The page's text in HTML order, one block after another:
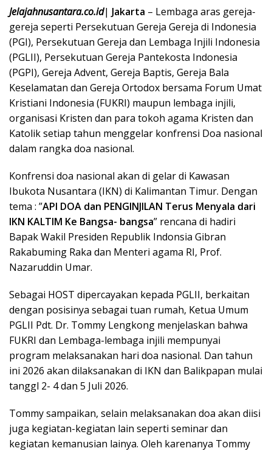
Jelajahnusantara.co.id| Jakarta – Lembaga aras gereja-
gereja seperti Persekutuan Gereja Gereja di Indonesia
(PGI), Persekutuan Gereja dan Lembaga Injili Indonesia
(PGLII), Persekutuan Gereja Pantekosta Indonesia
(PGPI), Gereja Advent, Gereja Baptis, Gereja Bala
Keselamatan dan Gereja Ortodox bersama Forum Umat
Kristiani Indonesia (FUKRI) maupun lembaga injili,
organisasi Kristen dan para tokoh agama Kristen dan
Katolik setiap tahun menggelar konfrensi Doa nasional
dalam rangka doa nasional.
Konfrensi doa nasional akan di gelar di Kawasan
Ibukota Nusantara (IKN) di Kalimantan Timur. Dengan
tema : ”API DOA dan PENGINJILAN Terus Menyala dari
IKN KALTIM Ke Bangsa- bangsa” rencana di hadiri
Bapak Wakil Presiden Republik Indonsia Gibran
Rakabuming Raka dan Menteri agama RI, Prof.
Nazaruddin Umar.
Sebagai HOST dipercayakan kepada PGLII, berkaitan
dengan posisinya sebagai tuan rumah, Ketua Umum
PGLII Pdt. Dr. Tommy Lengkong menjelaskan bahwa
FUKRI dan Lembaga-lembaga injili mempunyai
program melaksanakan hari doa nasional. Dan tahun
ini 2026 akan dilaksanakan di IKN dan Balikpapan mulai
tanggl 2- 4 dan 5 Juli 2026.
Tommy sampaikan, selain melaksanakan doa akan diisi
juga kegiatan-kegiatan lain seperti seminar dan
kegiatan kemanusian lainya. Oleh karenanya Tommy